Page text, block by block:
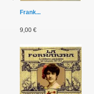
Frank...
9,00 €